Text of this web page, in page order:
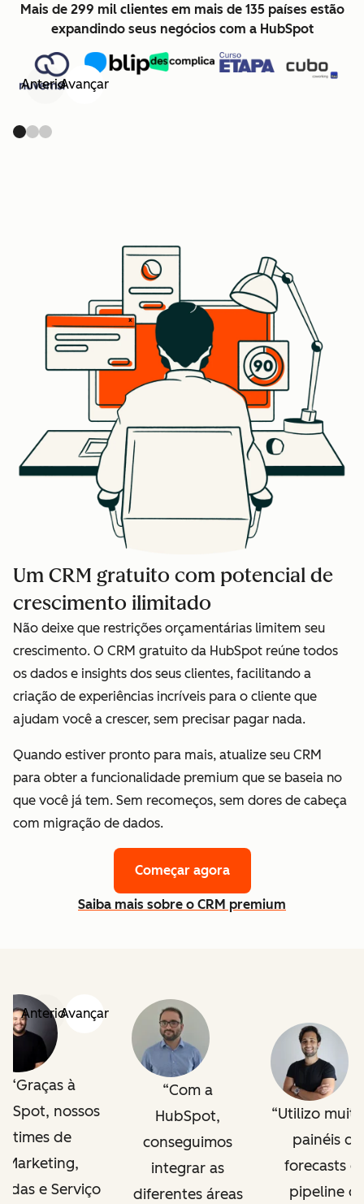
Mais de 299 mil clientes em mais de 135 países estão
expandindo seus negócios com a HubSpot
AnteriorAvançar
Um CRM gratuito com potencial de
crescimento ilimitado
Não deixe que restrições orçamentárias limitem seu
crescimento. O CRM gratuito da HubSpot reúne todos
os dados e insights dos seus clientes, facilitando a
criação de experiências incríveis para o cliente que
ajudam você a crescer, sem precisar pagar nada.
Quando estiver pronto para mais, atualize seu CRM
para obter a funcionalidade premium que se baseia no
que você já tem. Sem recomeços, sem dores de cabeça
com migração de dados.
Começar agora
Saiba mais sobre o CRM premium
AnteriorAvançar
Graças à
nossos
times de
Marketing,
e Serviço
Com a
HubSpot,
conseguimos
integrar as
diferentes áreas
Utilizo
painéis de
forecasts e
pipeline